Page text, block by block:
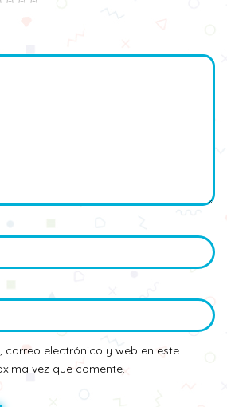
correo electrónico y web en este
vez que comente.